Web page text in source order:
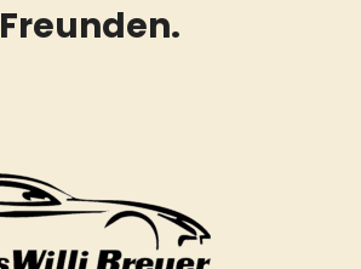
Freunden.